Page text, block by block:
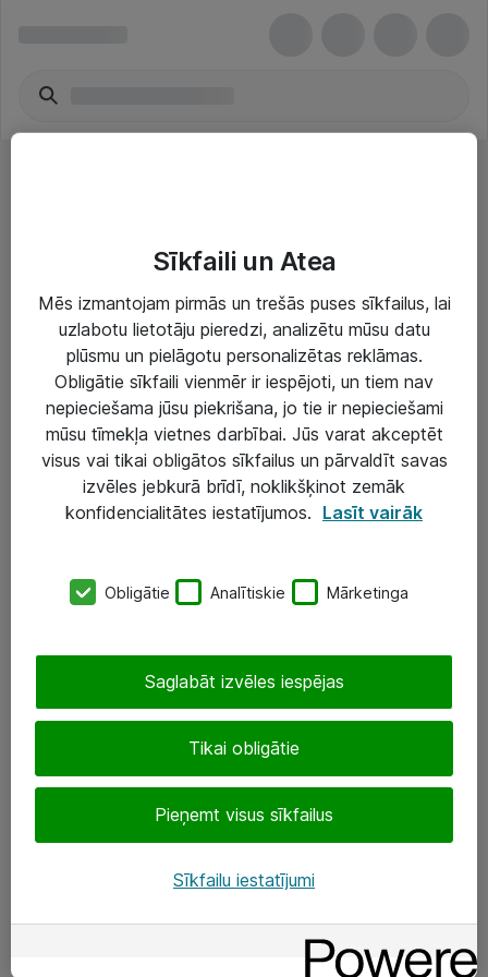
Risinājumi & Pakalpojumi
IT serviss un atbalsts
IT infrastruktūra
Darba vietu IT risinājumi
SIA „ATEA”
+(371) 67 81 90 50
eShop@atea.lv
Sekojiet mums
Sīkfaili un Atea
Mēs izmantojam pirmās un trešās puses sīkfailus, lai
uzlabotu lietotāju pieredzi, analizētu mūsu datu
plūsmu un pielāgotu personalizētas reklāmas.
Obligātie sīkfaili vienmēr ir iespējoti, un tiem nav
nepieciešama jūsu piekrišana, jo tie ir nepieciešami
mūsu tīmekļa vietnes darbībai. Jūs varat akceptēt
visus vai tikai obligātos sīkfailus un pārvaldīt savas
izvēles jebkurā brīdī, noklikšķinot zemāk
konfidencialitātes iestatījumos. Lasīt vairāk
Obligātie Analītiskie Mārketinga
Tikai obligātie
Pieņemt visus sīkfailus
Saglabāt izvēles iespējas
Sīkfailu iestatījumi